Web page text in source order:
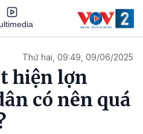
Thứ hai, 09:49, 09/06/2025
hiện lợn
có nên quá